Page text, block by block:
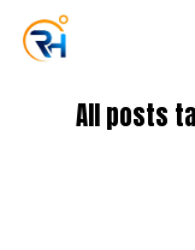
All posts